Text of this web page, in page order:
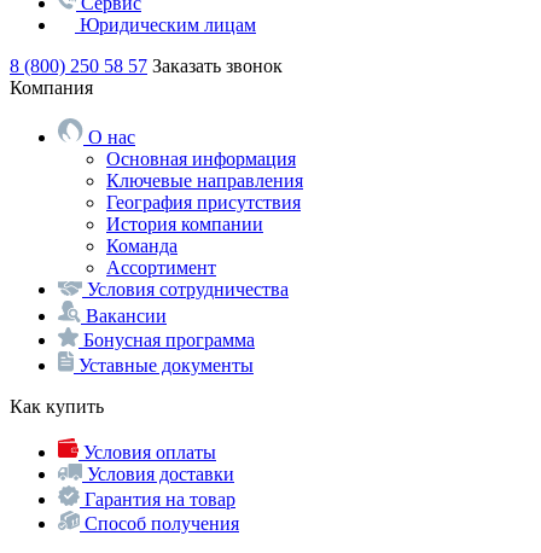
Юридическим лицам
8 (800) 250 58 57 Заказать звонок
Компания
О нас
Основная информация
Ключевые направления
География присутствия
История компании
Команда
Ассортимент
Условия сотрудничества
Вакансии
Бонусная программа
Уставные документы
Как купить
Условия оплаты
Условия доставки
Гарантия на товар
Способ получения